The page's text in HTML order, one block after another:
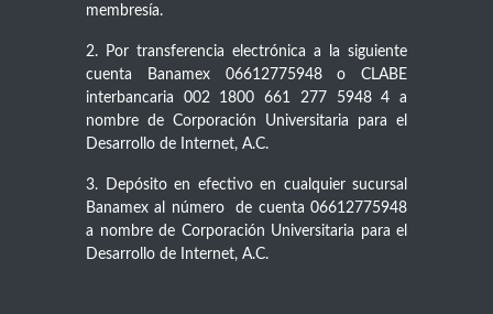
membresía.
2. Por transferencia electrónica a la siguiente
cuenta Banamex 06612775948 o CLABE
interbancaria 002 1800 661 277 5948 4 a
nombre de Corporación Universitaria para el
Desarrollo de Internet, A.C.
3. Depósito en efectivo en cualquier sucursal
Banamex al número de cuenta 06612775948
a nombre de Corporación Universitaria para el
Desarrollo de Internet, A.C.